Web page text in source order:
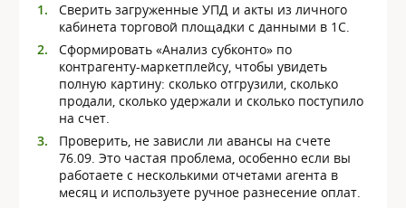
Сверить загруженные УПД и акты из личного
кабинета торговой площадки с данными в 1С.
Сформировать «Анализ субконто» по
контрагенту-маркетплейсу, чтобы увидеть
полную картину: сколько отгрузили, сколько
продали, сколько удержали и сколько поступило
на счет.
Проверить, не зависли ли авансы на счете
76.09. Это частая проблема, особенно если вы
работаете с несколькими отчетами агента в
месяц и используете ручное разнесение оплат.